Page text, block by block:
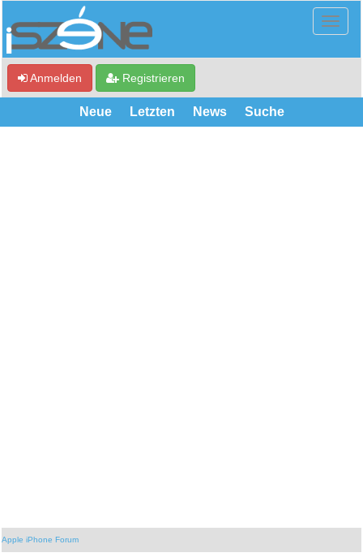
Anmelden Registrieren
Neue Letzten News Suche
Apple iPhone Forum